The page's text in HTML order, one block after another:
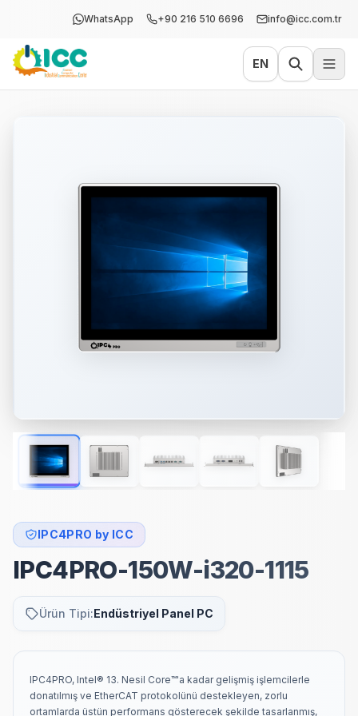
WhatsApp +90 216 510 6696 info@icc.com.tr
EN
IPC4PRO by ICC
IPC4PRO-150W-i320-1115
Ürün Tipi:Endüstriyel Panel PC
IPC4PRO, Intel® 13. Nesil Core™'a kadar gelişmiş işlemcilerle
donatılmış ve EtherCAT protokolünü destekleyen, zorlu
ortamlarda üstün performans gösterecek şekilde tasarlanmış,